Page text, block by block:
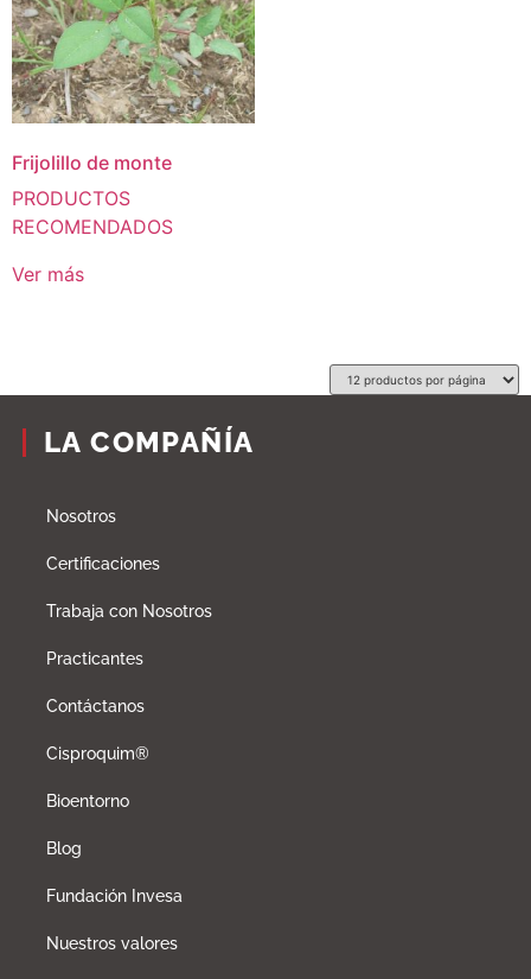
Frijolillo de monte
PRODUCTOS
RECOMENDADOS
Ver más
LA COMPAÑÍA
Nosotros
Certificaciones
Trabaja con Nosotros
Practicantes
Contáctanos
Cisproquim®
Bioentorno
Blog
Fundación Invesa
Nuestros valores